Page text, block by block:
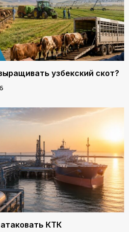
узбекский скот?
КТК